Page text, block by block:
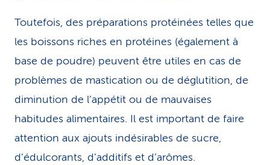
Toutefois, des préparations protéinées telles que
les boissons riches en protéines (également à
base de poudre) peuvent être utiles en cas de
problèmes de mastication ou de déglutition, de
diminution de l’appétit ou de mauvaises
habitudes alimentaires. Il est important de faire
attention aux ajouts indésirables de sucre,
d’édulcorants, d’additifs et d’arômes.